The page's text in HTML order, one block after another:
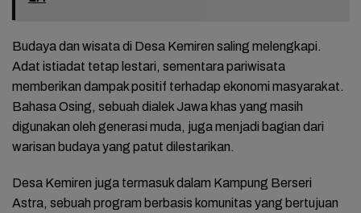
Budaya dan wisata di Desa Kemiren saling melengkapi.
Adat istiadat tetap lestari, sementara pariwisata
memberikan dampak positif terhadap ekonomi masyarakat.
Bahasa Osing, sebuah dialek Jawa khas yang masih
digunakan oleh generasi muda, juga menjadi bagian dari
warisan budaya yang patut dilestarikan.
Desa Kemiren juga termasuk dalam Kampung Berseri
Astra, sebuah program berbasis komunitas yang bertujuan